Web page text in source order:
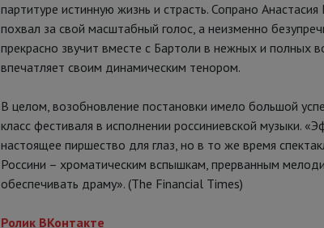
партитуре истинную жизнь и страсть. Сопрано
похвал за свой масштабный голос, а неизменно
прекрасно звучит вместе с Бартоли в нежных и полных
впечатляет своим динамическим тенором.
В целом, возобновление постановки имело большой
класс фестиваля в исполнении россиниевской музыки.
настоящее пиршество для глаз, но в то же время
Россини – хроматическим вспышкам, прерванным
обеспечивать драму». (The Financial Times)
Ролик ВКонтакте